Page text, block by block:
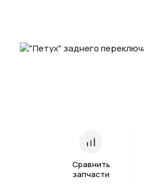
Сравнить
запчасти